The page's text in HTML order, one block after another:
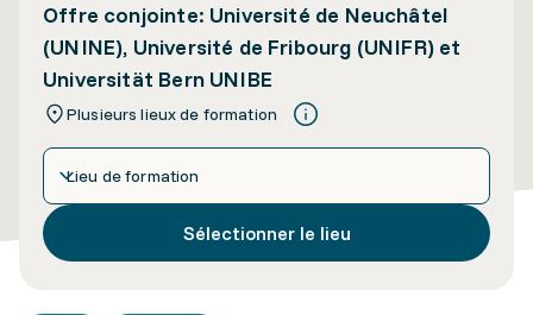
Offre conjointe: Université de Neuchâtel
(UNINE), Université de Fribourg (UNIFR) et
Universität Bern UNIBE
Plusieurs lieux de formation
Lieu de formation
Sélectionner le lieu